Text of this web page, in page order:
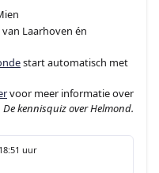
Laarhoven én
start automatisch met
voor meer informatie over
De kennisquiz over Helmond.
uur